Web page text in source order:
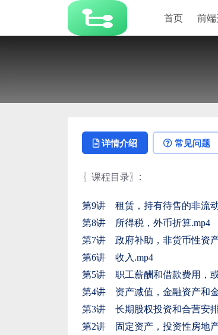
首页 前
详情介绍 常见问题
〖课程目录〗 :
第9讲 租赁，持有待售的非流
第8讲 所得税，外币折算.mp4
第7讲 政府补助，非货币性资
第6讲 收入.mp4
第5讲 职工薪酬和借款费用，
第4讲 资产减值，金融资产和
第3讲 长期股权投资和合营安
第2讲 固定资产，投资性房地